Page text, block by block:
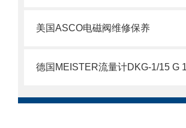
美国ASCO电磁阀维修保养